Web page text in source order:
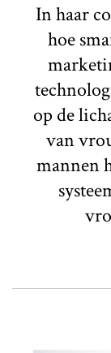
In haar
hoe
op de
van
mannen